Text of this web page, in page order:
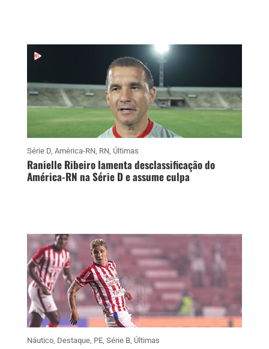
Série D, América-RN, RN, Últimas
Ranielle Ribeiro lamenta desclassificação do
América-RN na Série D e assume culpa
Náutico, Destaque, PE, Série B, Últimas